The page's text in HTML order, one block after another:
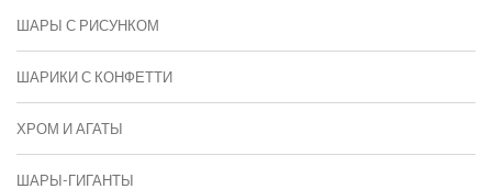
ШАРЫ С РИСУНКОМ
ШАРИКИ С КОНФЕТТИ
ХРОМ И АГАТЫ
ШАРЫ-ГИГАНТЫ